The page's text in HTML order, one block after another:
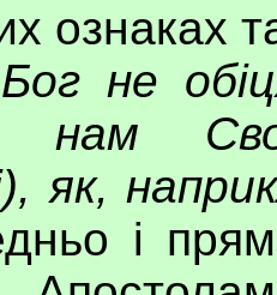
ознаках
Бог не
нам
як,
і